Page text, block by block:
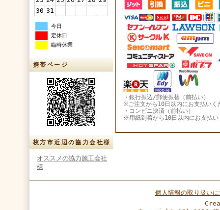
30 31
今日
定休日
臨時休業
携帯ページ
枚方市近辺の協力会社様
オススメの協力施工会社
様
・銀行振込/郵便振替（前払い）
※ご注文から10日以内にお支払いく
・コンビニ決済（前払い）
※用紙到着から10日以内にお支払い
個人情報の取り扱い